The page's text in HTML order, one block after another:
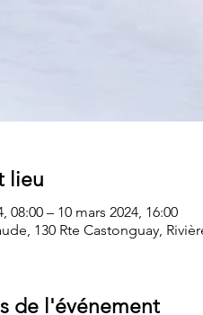
lieu
08:00 – 10 mars 2024, 16:00
130 Rte Castonguay,
de l'événement